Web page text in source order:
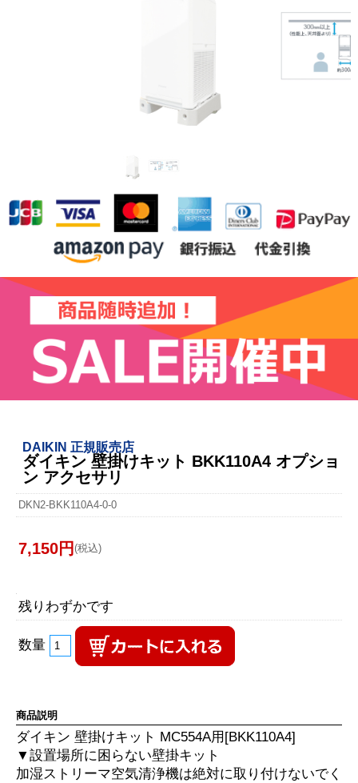
DAIKIN 正規販売店
ダイキン 壁掛けキット BKK110A4 オプショ
ン アクセサリ
DKN2-BKK110A4-0-0
7,150円 (税込)
残りわずかです
数量
商品説明
ダイキン 壁掛けキット MC554A用[BKK110A4]
▼設置場所に困らない壁掛キット
加湿ストリーマ空気清浄機は絶対に取り付けないでく